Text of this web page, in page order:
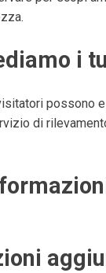
i
possono
di